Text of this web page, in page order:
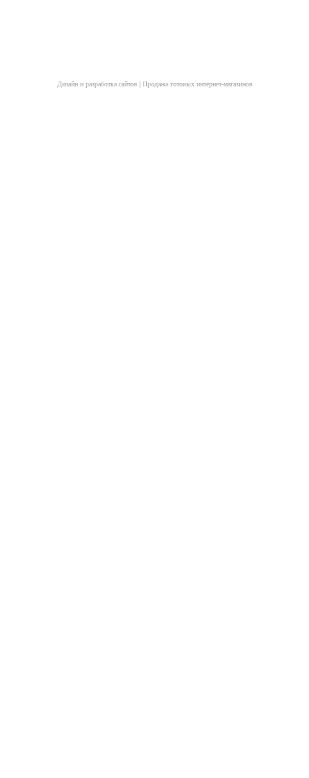
Дизайн и разработка сайтов| Продажа готовых интернет-магазинов